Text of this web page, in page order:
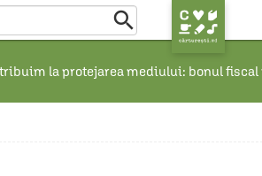

la protejarea mediului: bonul